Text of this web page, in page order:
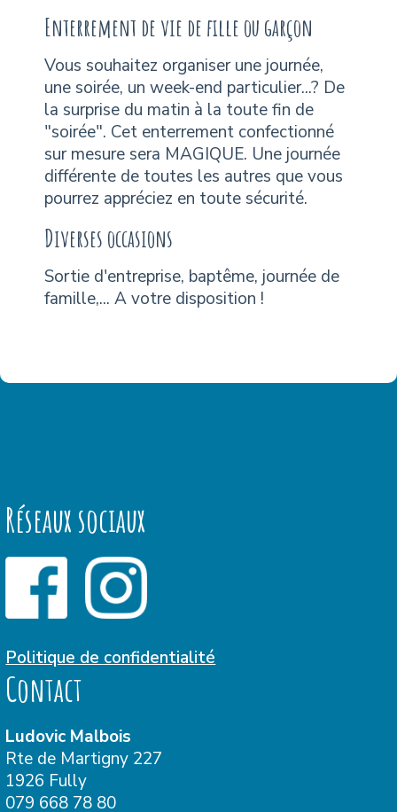
Enterrement de vie de fille ou garçon
Vous souhaitez organiser une journée,
une soirée, un week-end particulier...? De
la surprise du matin à la toute fin de
"soirée". Cet enterrement confectionné
sur mesure sera MAGIQUE. Une journée
différente de toutes les autres que vous
pourrez appréciez en toute sécurité.
Diverses occasions
Sortie d'entreprise, baptême, journée de
famille,... A votre disposition !
Réseaux sociaux
Politique de confidentialité
Contact
Ludovic Malbois
Rte de Martigny 227
1926 Fully
079 668 78 80